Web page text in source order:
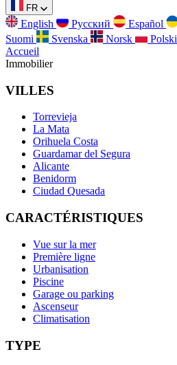
FR
English Русский Español
Suomi
Svenska Norsk Polski
Accueil
Immobilier
VILLES
Torrevieja
La Mata
Orihuela Costa
Guardamar del Segura
Alicante
Benidorm
Ciudad Quesada
CARACTÉRISTIQUES
Vue sur la mer
Première ligne
Urbanisation
Piscine
Garage ou parking
Ascenseur
Climatisation
TYPE